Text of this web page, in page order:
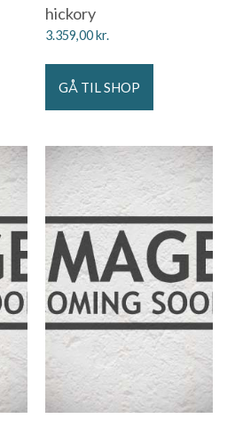
hickory
3.359,00kr.
GÅ TIL SHOP